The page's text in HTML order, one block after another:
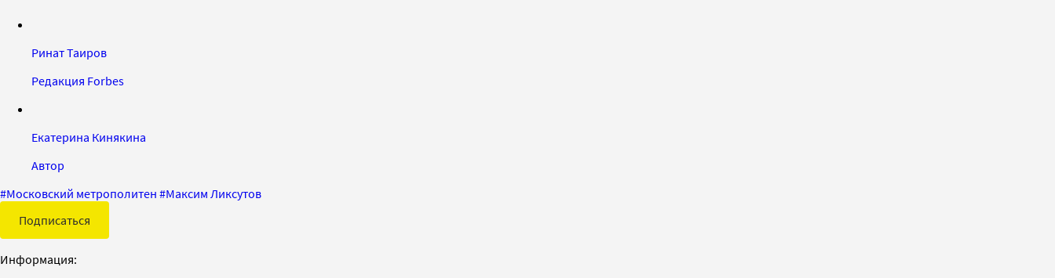
Ринат Таиров
Редакция Forbes
Екатерина Кинякина
Автор
#Московский метрополитен #Максим Ликсутов
Подписаться
Информация: